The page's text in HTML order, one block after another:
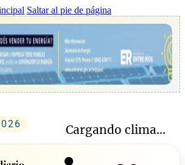
Saltar al pie de página
Cargando clima...